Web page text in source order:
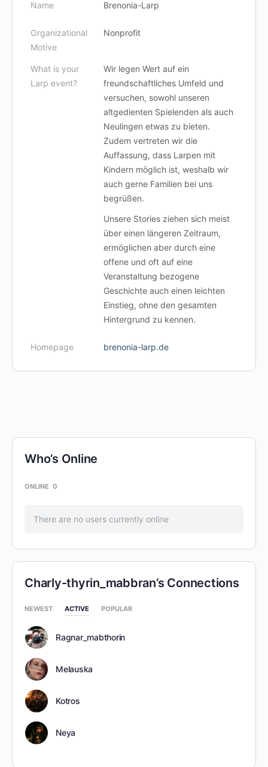
Name Brenonia-Larp
Organizational
Motive
Nonprofit
What is your
Larp event?
Wir legen Wert auf ein
freundschaftliches Umfeld und
versuchen, sowohl unseren
altgedienten Spielenden als auch
Neulingen etwas zu bieten.
Zudem vertreten wir die
Auffassung, dass Larpen mit
Kindern möglich ist, weshalb wir
auch gerne Familien bei uns
begrüßen.
Unsere Stories ziehen sich meist
über einen längeren Zeitraum,
ermöglichen aber durch eine
offene und oft auf eine
Veranstaltung bezogene
Geschichte auch einen leichten
Einstieg, ohne den gesamten
Hintergrund zu kennen.
Homepage brenonia-larp.de
Who’s Online
ONLINE 0
There are no users currently online
Charly-thyrin_mabbran’s Connections
NEWEST ACTIVE POPULAR
Ragnar_mabthorin
Melauska
Kotros
Neya